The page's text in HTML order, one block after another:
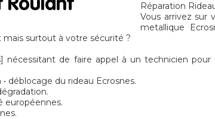
Réparation
Vous arrivez sur
metallique
surtout à votre sécurité ?
de faire appel à un technicien
déblocage du rideau Ecrosnes.
européennes.